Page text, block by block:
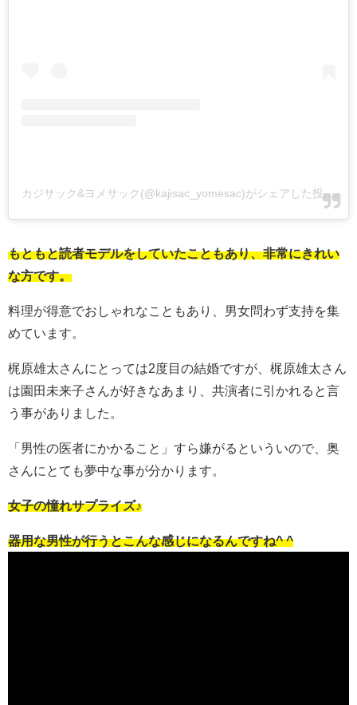
カジサック&ヨメサック(@kajisac_yomesac)がシェアした投稿-
もともと読者モデルをしていたこともあり、非常にきれい
な方です。
料理が得意でおしゃれなこともあり、男女問わず支持を集
めています。
梶原雄太さんにとっては2度目の結婚ですが、梶原雄太さん
は園田未来子さんが好きなあまり、共演者に引かれると言
う事がありました。
「男性の医者にかかること」すら嫌がるといういので、奥
さんにとても夢中な事が分かります。
女子の憧れサプライズ♪
器用な男性が行うとこんな感じになるんですね^ ^